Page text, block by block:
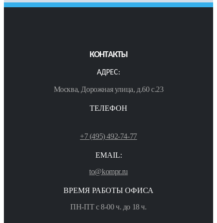
КОНТАКТЫ
АДРЕС:
Москва, Дорожная улица, д.60 с.23
ТЕЛЕФОН
+7 (495) 492-74-77
EMAIL:
to@kompr.ru
ВРЕМЯ РАБОТЫ ОФИСА
ПН-ПТ с 8-00 ч. до 18 ч.